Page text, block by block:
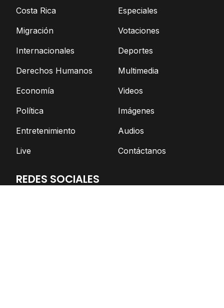
Costa Rica
Migración
Internacionales
Derechos Humanos
Economía
Política
Entretenimiento
Live
Especiales
Votaciones
Deportes
Multimedia
Videos
Imágenes
Audios
Contáctanos
REDES SOCIALES